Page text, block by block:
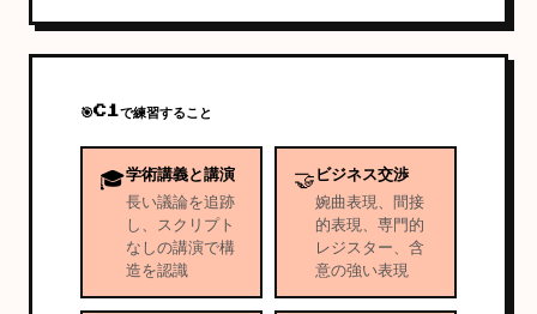
🎯C1で練習すること
🎓学術講義と講演
長い議論を追跡
し、スクリプト
なしの講演で構
造を認識
🤝ビジネス交渉
婉曲表現、間接
的表現、専門的
レジスター、含
意の強い表現